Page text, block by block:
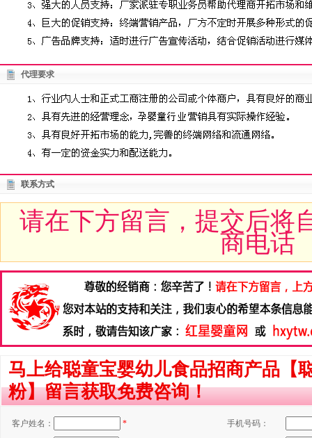
代理要求
联系方式
请在下方留言，提交后将
商电话
马上给聪童宝婴幼儿食品招商产品【
粉】留言获取免费咨询！
客户姓名： * 手机号码：